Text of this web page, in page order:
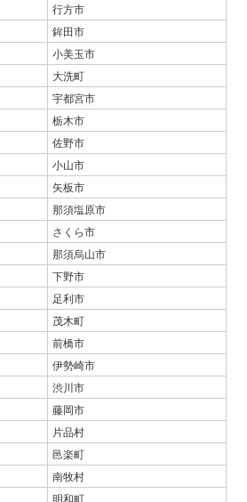
行方市
鉾田市
小美玉市
大洗町
宇都宮市
栃木市
佐野市
小山市
矢板市
那須塩原市
さくら市
那須烏山市
下野市
足利市
茂木町
前橋市
伊勢崎市
渋川市
藤岡市
片品村
邑楽町
南牧村
明和町